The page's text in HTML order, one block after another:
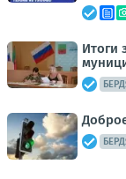
Итоги